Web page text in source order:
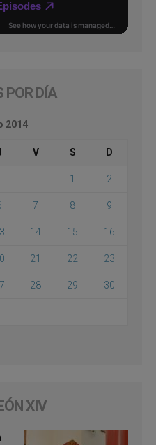
POR DÍA
2014
V S D
1 2
7 8 9
14 15 16
21 22 23
28 29 30
XIV